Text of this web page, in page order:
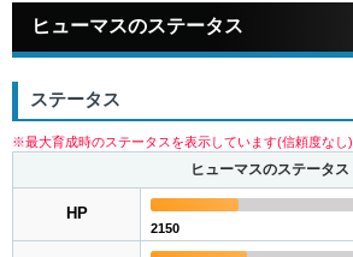
ヒューマスのステータス
ステータス
※最大育成時のステータスを表示しています(信頼度なし)
ヒューマスのステータス
HP
2150